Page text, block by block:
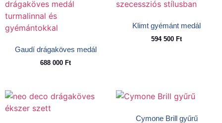
Gaudí drágaköves medál
688 000 Ft
Klimt gyémánt medál
594 500 Ft
Cymone Brill gyűrű